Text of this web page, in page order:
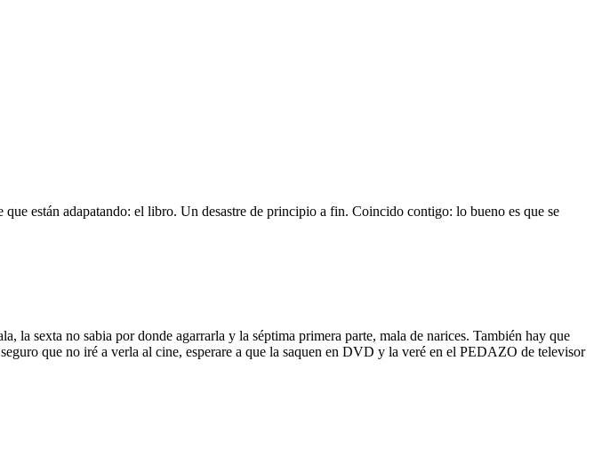
están adapatando: el libro. Un desastre de principio a fin. Coincido contigo: lo bueno es que se
la sexta no sabia por donde agarrarla y la séptima primera parte, mala de narices. También hay que
que no iré a verla al cine, esperare a que la saquen en DVD y la veré en el PEDAZO de televisor